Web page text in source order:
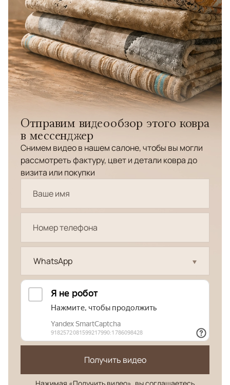
Отправим видеообзор этого ковра
в мессенджер
Снимем видео в нашем салоне, чтобы вы могли
рассмотреть фактуру, цвет и детали ковра до
визита или покупки
WhatsApp
Получить видео